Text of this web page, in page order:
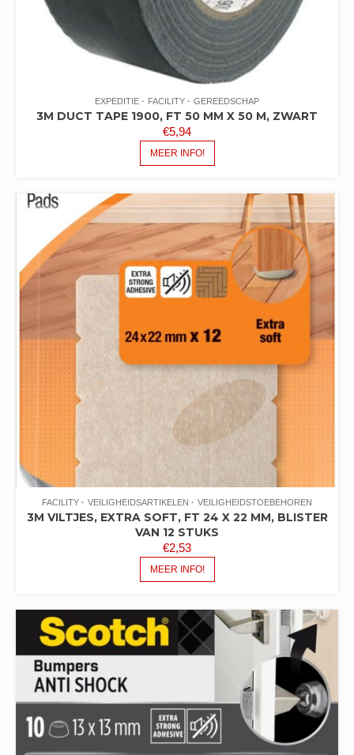
EXPEDITIE FACILITY GEREEDSCHAP
3M DUCT TAPE 1900, FT 50 MM X 50 M, ZWART
€5,94
MEER INFO!
FACILITY VEILIGHEIDSARTIKELEN VEILIGHEIDSTOEBEHOREN
3M VILTJES, EXTRA SOFT, FT 24 X 22 MM, BLISTER
VAN 12 STUKS
€2,53
MEER INFO!